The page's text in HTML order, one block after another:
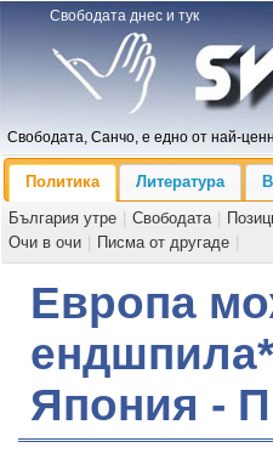
Свободата днес и тук
Свободата, Санчо, е едно от най-
Политика Литература
България утре
Свободата
Очи в очи
Писма от другаде
Европа
Япония -